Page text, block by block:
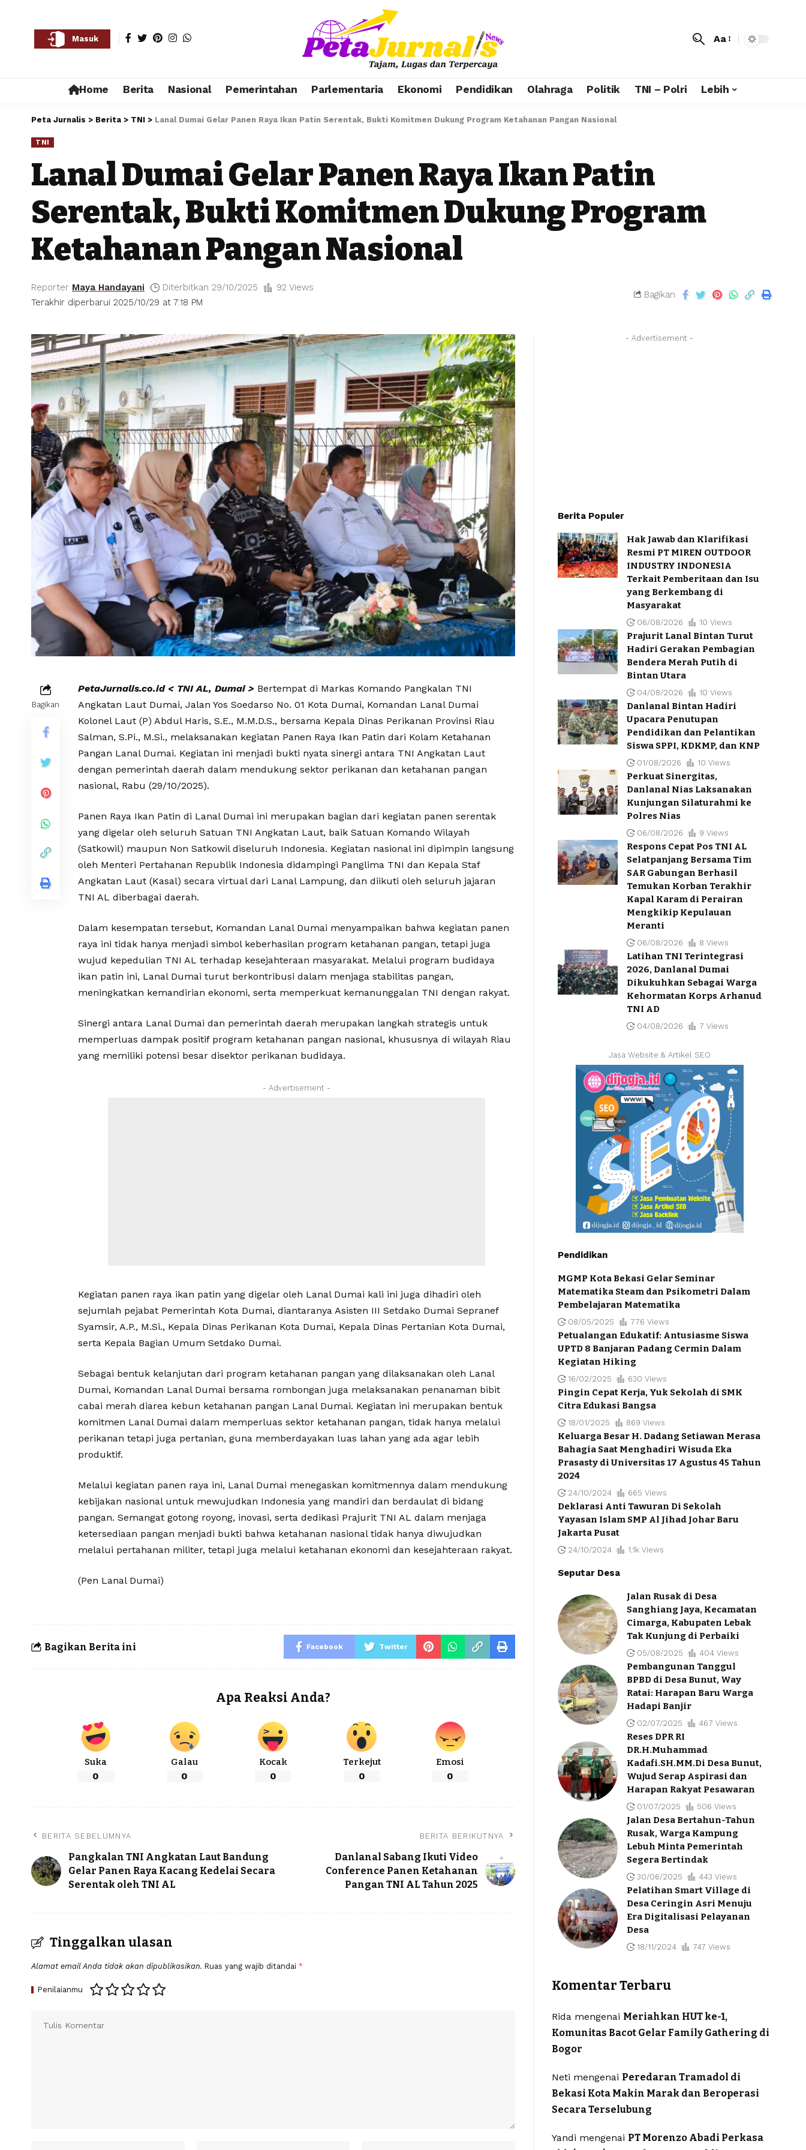
Masuk Aa
Home Berita Nasional Pemerintahan Parlementaria Ekonomi Pendidikan Olahraga Politik TNI – Polri Lebih
Peta Jurnalis > Berita > TNI > Lanal Dumai Gelar Panen Raya Ikan Patin Serentak, Bukti Komitmen Dukung Program Ketahanan Pangan Nasional
TNI
Lanal Dumai Gelar Panen Raya Ikan Patin
Serentak, Bukti Komitmen Dukung Program
Ketahanan Pangan Nasional
Terakhir diperbarui 2025/10/29 at 7:18 PM
Reporter Maya Handayani Diterbitkan 29/10/2025 92 Views
Bagikan
Bagikan
PetaJurnalis.co.id < TNI AL, Dumai > Bertempat di Markas Komando Pangkalan TNI
Angkatan Laut Dumai, Jalan Yos Soedarso No. 01 Kota Dumai, Komandan Lanal Dumai
Kolonel Laut (P) Abdul Haris, S.E., M.M.D.S., bersama Kepala Dinas Perikanan Provinsi Riau
Salman, S.Pi., M.Si., melaksanakan kegiatan Panen Raya Ikan Patin dari Kolam Ketahanan
Pangan Lanal Dumai. Kegiatan ini menjadi bukti nyata sinergi antara TNI Angkatan Laut
dengan pemerintah daerah dalam mendukung sektor perikanan dan ketahanan pangan
nasional, Rabu (29/10/2025).
Panen Raya Ikan Patin di Lanal Dumai ini merupakan bagian dari kegiatan panen serentak
yang digelar oleh seluruh Satuan TNI Angkatan Laut, baik Satuan Komando Wilayah
(Satkowil) maupun Non Satkowil diseluruh Indonesia. Kegiatan nasional ini dipimpin langsung
oleh Menteri Pertahanan Republik Indonesia didampingi Panglima TNI dan Kepala Staf
Angkatan Laut (Kasal) secara virtual dari Lanal Lampung, dan diikuti oleh seluruh jajaran
TNI AL diberbagai daerah.
Dalam kesempatan tersebut, Komandan Lanal Dumai menyampaikan bahwa kegiatan panen
raya ini tidak hanya menjadi simbol keberhasilan program ketahanan pangan, tetapi juga
wujud kepedulian TNI AL terhadap kesejahteraan masyarakat. Melalui program budidaya
ikan patin ini, Lanal Dumai turut berkontribusi dalam menjaga stabilitas pangan,
meningkatkan kemandirian ekonomi, serta memperkuat kemanunggalan TNI dengan rakyat.
Sinergi antara Lanal Dumai dan pemerintah daerah merupakan langkah strategis untuk
memperluas dampak positif program ketahanan pangan nasional, khususnya di wilayah Riau
yang memiliki potensi besar disektor perikanan budidaya.
- Advertisement -
Kegiatan panen raya ikan patin yang digelar oleh Lanal Dumai kali ini juga dihadiri oleh
sejumlah pejabat Pemerintah Kota Dumai, diantaranya Asisten III Setdako Dumai Sepranef
Syamsir, A.P., M.Si., Kepala Dinas Perikanan Kota Dumai, Kepala Dinas Pertanian Kota Dumai,
serta Kepala Bagian Umum Setdako Dumai.
Sebagai bentuk kelanjutan dari program ketahanan pangan yang dilaksanakan oleh Lanal
Dumai, Komandan Lanal Dumai bersama rombongan juga melaksanakan penanaman bibit
cabai merah diarea kebun ketahanan pangan Lanal Dumai. Kegiatan ini merupakan bentuk
komitmen Lanal Dumai dalam memperluas sektor ketahanan pangan, tidak hanya melalui
perikanan tetapi juga pertanian, guna memberdayakan luas lahan yang ada agar lebih
produktif.
Melalui kegiatan panen raya ini, Lanal Dumai menegaskan komitmennya dalam mendukung
kebijakan nasional untuk mewujudkan Indonesia yang mandiri dan berdaulat di bidang
pangan. Semangat gotong royong, inovasi, serta dedikasi Prajurit TNI AL dalam menjaga
ketersediaan pangan menjadi bukti bahwa ketahanan nasional tidak hanya diwujudkan
melalui pertahanan militer, tetapi juga melalui ketahanan ekonomi dan kesejahteraan rakyat.
(Pen Lanal Dumai)
Bagikan Berita ini Facebook Twitter
Apa Reaksi Anda?
Suka
0
Galau
0
Kocak
0
Terkejut
0
Emosi
0
BERITA SEBELUMNYA
Pangkalan TNI Angkatan Laut Bandung
Gelar Panen Raya Kacang Kedelai Secara
Serentak oleh TNI AL
BERITA BERIKUTNYA
Danlanal Sabang Ikuti Video
Conference Panen Ketahanan
Pangan TNI AL Tahun 2025
Tinggalkan ulasan
Alamat email Anda tidak akan dipublikasikan. Ruas yang wajib ditandai *
Penilaianmu
- Advertisement -
Berita Populer
Hak Jawab dan Klarifikasi
Resmi PT MIREN OUTDOOR
INDUSTRY INDONESIA
Terkait Pemberitaan dan Isu
yang Berkembang di
Masyarakat
06/08/2026 10 Views
Prajurit Lanal Bintan Turut
Hadiri Gerakan Pembagian
Bendera Merah Putih di
Bintan Utara
04/08/2026 10 Views
Danlanal Bintan Hadiri
Upacara Penutupan
Pendidikan dan Pelantikan
Siswa SPPI, KDKMP, dan KNP
01/08/2026 10 Views
Perkuat Sinergitas,
Danlanal Nias Laksanakan
Kunjungan Silaturahmi ke
Polres Nias
06/08/2026 9 Views
Respons Cepat Pos TNI AL
Selatpanjang Bersama Tim
SAR Gabungan Berhasil
Temukan Korban Terakhir
Kapal Karam di Perairan
Mengkikip Kepulauan
Meranti
06/08/2026 8 Views
Latihan TNI Terintegrasi
2026, Danlanal Dumai
Dikukuhkan Sebagai Warga
Kehormatan Korps Arhanud
TNI AD
04/08/2026 7 Views
Jasa Website & Artikel SEO
Pendidikan
MGMP Kota Bekasi Gelar Seminar
Matematika Steam dan Psikometri Dalam
Pembelajaran Matematika
08/05/2025 776 Views
Petualangan Edukatif: Antusiasme Siswa
UPTD 8 Banjaran Padang Cermin Dalam
Kegiatan Hiking
16/02/2025 630 Views
Pingin Cepat Kerja, Yuk Sekolah di SMK
Citra Edukasi Bangsa
18/01/2025 869 Views
Keluarga Besar H. Dadang Setiawan Merasa
Bahagia Saat Menghadiri Wisuda Eka
Prasasty di Universitas 17 Agustus 45 Tahun
2024
24/10/2024 665 Views
Deklarasi Anti Tawuran Di Sekolah
Yayasan Islam SMP Al Jihad Johar Baru
Jakarta Pusat
24/10/2024 1.1k Views
Seputar Desa
Jalan Rusak di Desa
Sanghiang Jaya, Kecamatan
Cimarga, Kabupaten Lebak
Tak Kunjung di Perbaiki
05/08/2025 404 Views
Pembangunan Tanggul
BPBD di Desa Bunut, Way
Ratai: Harapan Baru Warga
Hadapi Banjir
02/07/2025 467 Views
Reses DPR RI
DR.H.Muhammad
Kadafi.SH.MM.Di Desa Bunut,
Wujud Serap Aspirasi dan
Harapan Rakyat Pesawaran
01/07/2025 506 Views
Jalan Desa Bertahun-Tahun
Rusak, Warga Kampung
Lebuh Minta Pemerintah
Segera Bertindak
30/06/2025 443 Views
Pelatihan Smart Village di
Desa Ceringin Asri Menuju
Era Digitalisasi Pelayanan
Desa
18/11/2024 747 Views
Komentar Terbaru
Ridamengenai Meriahkan HUT ke-1,
Komunitas Bacot Gelar Family Gathering di
Bogor
Neti mengenai Peredaran Tramadol di
Bekasi Kota Makin Marak dan Beroperasi
Secara Terselubung
Yandi mengenai PT Morenzo Abadi Perkasa